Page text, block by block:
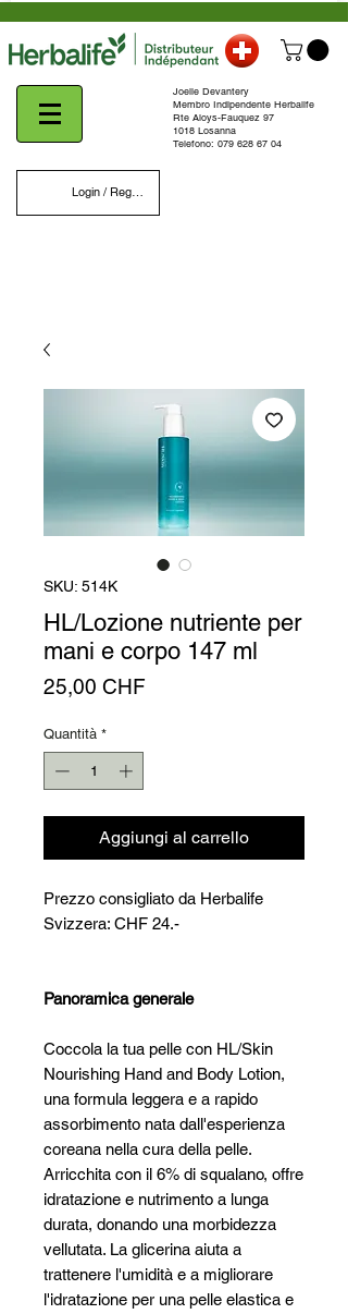
Login / Register
Joelle Devantery
Membro Indipendente Herbalife
Rte Aloys-Fauquez 97
1018 Losanna
Telefono: 079 628 67 04
SKU: 514K
HL/Lozione nutriente per
mani e corpo 147 ml
25,00 CHF
Quantità *
Aggiungi al carrello
Prezzo consigliato da Herbalife
Svizzera: CHF 24.-
Panoramica generale
Coccola la tua pelle con HL/Skin
Nourishing Hand and Body Lotion,
una formula leggera e a rapido
assorbimento nata dall'esperienza
coreana nella cura della pelle.
Arricchita con il 6% di squalano, offre
idratazione e nutrimento a lunga
durata, donando una morbidezza
vellutata. La glicerina aiuta a
trattenere l'umidità e a migliorare
l'idratazione per una pelle elastica e